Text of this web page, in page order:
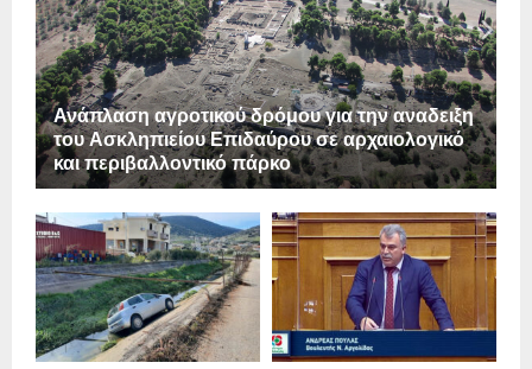
Ανάπλαση αγροτικού δρόμου για την αναδειξη
του Ασκληπιείου Επιδαύρου σε αρχαιολογικό
και περιβαλλοντικό πάρκο